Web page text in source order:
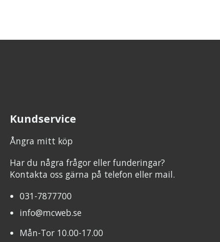
Kundservice
Ångra mitt köp
Har du några frågor eller funderingar?
Kontakta oss gärna på telefon eller mail.
031-7877700
info@mcweb.se
Mån-Tor 10.00-17.00